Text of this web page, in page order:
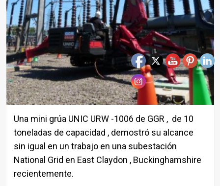
Una mini grúa UNIC URW -1006 de GGR , de 10
toneladas de capacidad , demostró su alcance
sin igual en un trabajo en una subestación
National Grid en East Claydon , Buckinghamshire
recientemente.